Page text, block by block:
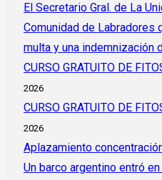
El Secretario Gral. de La
Comunidad de Labradores
multa y una indemnización
CURSO GRATUITO DE
2026
CURSO GRATUITO DE
2026
Aplazamiento
Un barco argentino entró